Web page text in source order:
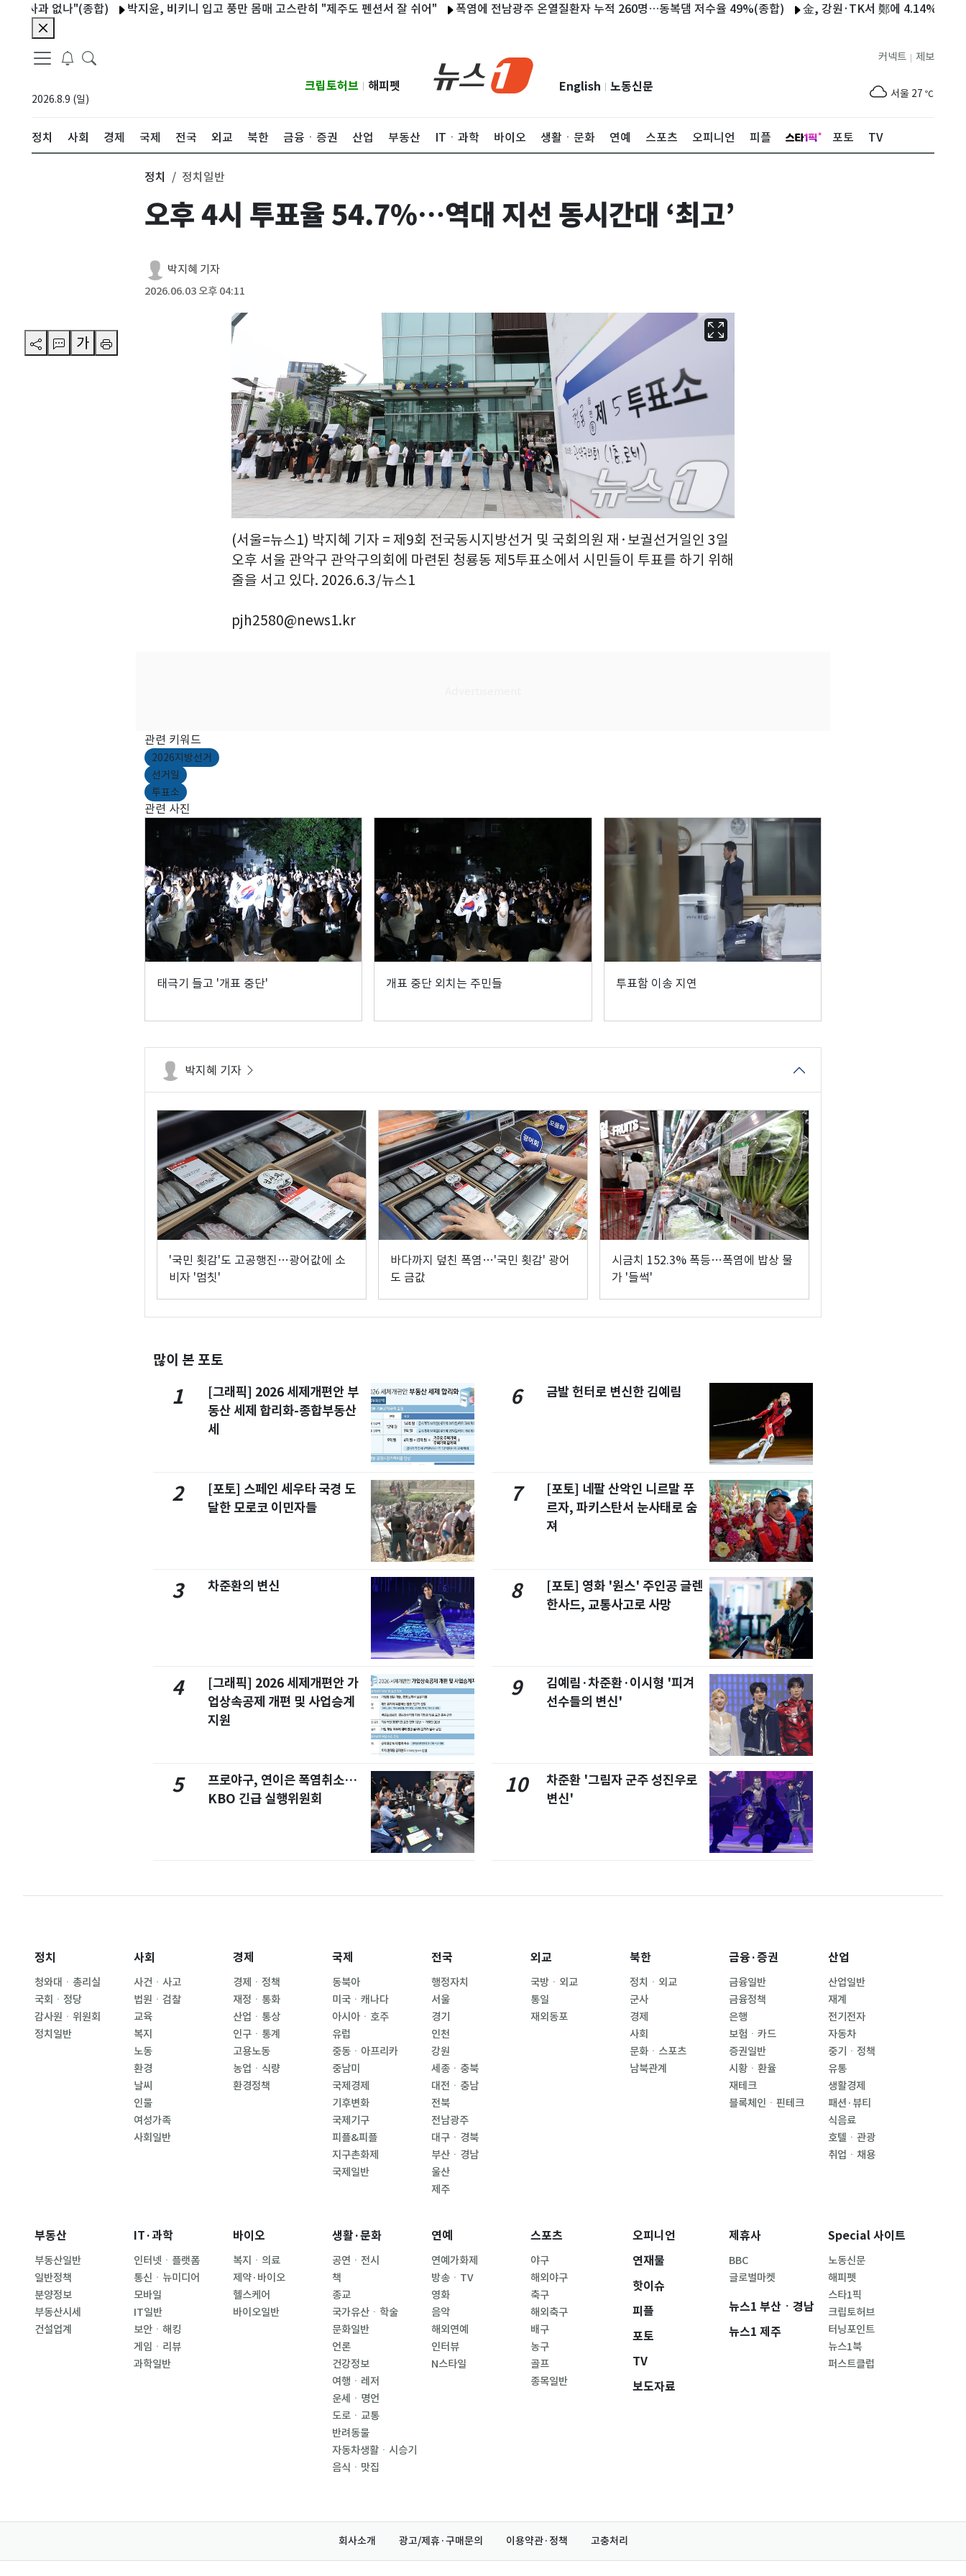
없나"(종합) 박지윤, 비키니 입고 풍만 몸매 고스란히 "제주도 펜션서 잘 쉬어" 폭염에 전남광주 온열질환자 누적 260명…동복댐 저수율 49%(종합) 金, 강원·TK서 鄭에 4.14%p차 승리…
2026.8.9 (일)
크립토허브 해피펫 English 노동신문
제보
커넥트
서울 27 ℃
정치 사회 경제 국제 전국 외교 북한 금융ㆍ증권 산업 부동산 ITㆍ과학 바이오 생활ㆍ문화 연예 스포츠 오피니언 피플 포토 TV
가
정치 정치일반
오후 4시 투표율 54.7%…역대 지선 동시간대 ‘최고’
박지혜 기자
2026.06.03 오후 04:11
(서울=뉴스1) 박지혜 기자 = 제9회 전국동시지방선거 및 국회의원 재·보궐선거일인 3일
오후 서울 관악구 관악구의회에 마련된 청룡동 제5투표소에서 시민들이 투표를 하기 위해
줄을 서고 있다. 2026.6.3/뉴스1
pjh2580@news1.kr
관련 키워드
2026지방선거
선거일
투표소
관련 사진
태극기 들고 '개표 중단' 개표 중단 외치는 주민들 투표함 이송 지연
박지혜 기자
'국민 횟감'도 고공행진…광어값에 소
비자 '멈칫'
바다까지 덮친 폭염…'국민 횟감' 광어
도 금값
시금치 152.3% 폭등…폭염에 밥상 물
가 '들썩'
많이 본 포토
1
[그래픽] 2026 세제개편안 부
동산 세제 합리화-종합부동산
세
2
[포토] 스페인 세우타 국경 도
달한 모로코 이민자들
3 차준환의 변신
4
[그래픽] 2026 세제개편안 가
업상속공제 개편 및 사업승계
지원
5
프로야구, 연이은 폭염취소…
KBO 긴급 실행위원회
6 금발 헌터로 변신한 김예림
7
[포토] 네팔 산악인 니르말 푸
르자, 파키스탄서 눈사태로 숨
져
8
[포토] 영화 '원스' 주인공 글렌
한사드, 교통사고로 사망
9
김예림·차준환·이시형 '피겨
선수들의 변신'
10
차준환 '그림자 군주 성진우로
변신'
정치
청와대ㆍ총리실
국회ㆍ정당
감사원ㆍ위원회
정치일반
사회
사건ㆍ사고
법원ㆍ검찰
교육
복지
노동
환경
날씨
인물
여성가족
사회일반
경제
경제ㆍ정책
재정ㆍ통화
산업ㆍ통상
인구ㆍ통계
고용노동
농업ㆍ식량
환경정책
국제
동북아
미국ㆍ캐나다
아시아ㆍ호주
유럽
중동ㆍ아프리카
중남미
국제경제
기후변화
국제기구
피플&피플
지구촌화제
국제일반
전국
행정자치
서울
경기
인천
강원
세종ㆍ충북
대전ㆍ충남
전북
전남광주
대구ㆍ경북
부산ㆍ경남
울산
제주
외교
국방ㆍ외교
통일
재외동포
북한
정치ㆍ외교
군사
경제
사회
문화ㆍ스포츠
남북관계
금융·증권
금융일반
금융정책
은행
보험ㆍ카드
증권일반
시황ㆍ환율
재테크
블록체인ㆍ핀테크
산업
산업일반
재계
전기전자
자동차
중기ㆍ정책
유통
생활경제
패션·뷰티
식음료
호텔ㆍ관광
취업ㆍ채용
부동산
부동산일반
일반정책
분양정보
부동산시세
건설업계
IT·과학
인터넷ㆍ플랫폼
통신ㆍ뉴미디어
모바일
IT일반
보안ㆍ해킹
게임ㆍ리뷰
과학일반
바이오
복지ㆍ의료
제약·바이오
헬스케어
바이오일반
생활·문화
공연ㆍ전시
책
종교
국가유산ㆍ학술
문화일반
언론
건강정보
여행ㆍ레저
운세ㆍ명언
도로ㆍ교통
반려동물
자동차생활ㆍ시승기
음식ㆍ맛집
연예
연예가화제
방송ㆍTV
영화
음악
해외연예
인터뷰
N스타일
스포츠
야구
해외야구
축구
해외축구
배구
농구
골프
종목일반
오피니언
연재물
핫이슈
피플
포토
TV
보도자료
제휴사
BBC
글로벌마켓
뉴스1 부산ㆍ경남
뉴스1 제주
Special 사이트
노동신문
해피펫
스타1픽
크립토허브
터닝포인트
뉴스1북
퍼스트클럽
회사소개 광고/제휴·구매문의 이용약관·정책 고충처리